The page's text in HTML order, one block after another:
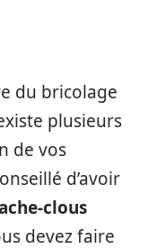
du bricolage
plusieurs
de vos
d’avoir
clous
devez faire